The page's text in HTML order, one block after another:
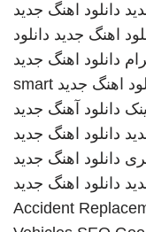
دانلود اهنگ جدید
اهنگ جدید دانلود
دانلود اهنگ جدید
اهنگ جدید smart
دانلود آهنگ جدید
دانلود اهنگ جدید
دانلود اهنگ جدید
دانلود اهنگ جدید
Accident